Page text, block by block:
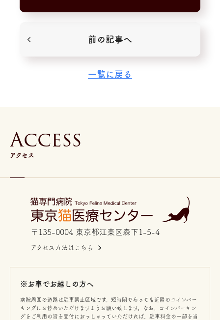
前の記事へ
一覧に戻る
Access
アクセス
〒135-0004 東京都江東区森下1-5-4
アクセス方法はこちら
※お車でお越しの方へ
病院周囲の道路は駐車禁止区域です。短時間であっても近隣のコインパー
キングにお停めいただけますようお願い致します。なお、コインパーキン
グをご利用の旨を受付におっしゃっていただければ、駐車料金の一部を当